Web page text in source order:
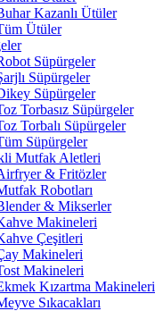
Kazanlı Ütüler
Ütüler
Süpürgeler
Süpürgeler
Süpürgeler
Torbasız Süpürgeler
Torbalı Süpürgeler
Süpürgeler
Mutfak Aletleri
& Fritözler
Robotları
& Mikserler
Makineleri
Çeşitleri
Makineleri
Makineleri
Kızartma Makineleri
Sıkacakları